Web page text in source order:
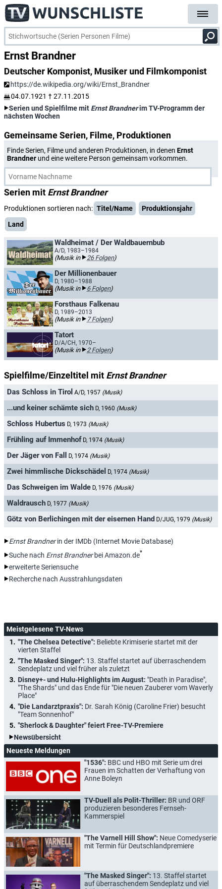
Ernst Brandner
Deutscher Komponist, Musiker und Filmkomponist
https://de.wikipedia.org/wiki/Ernst_Brandner
04.07.1921 † 27.11.2015
Serien und Spielfilme mit Ernst Brandnerim TV-Programm der
nächsten Wochen
Gemeinsame Serien, Filme, Produktionen
Finde Serien, Filme und anderen Produktionen, in denen Ernst
Brandner und eine weitere Person gemeinsam vorkommen.
Serien mit Ernst Brandner
Produktionen sortieren nach: Titel/Name
Produktionsjahr
Land
Waldheimat / Der Waldbauernbub
A/D, 1983–1984
(Musik in 26 Folgen)
Der Millionenbauer
D, 1980–1988
(Musik in 6 Folgen)
Forsthaus Falkenau
D, 1989–2013
(Musik in 7 Folgen)
Tatort
D/A/CH, 1970–
(Musik in 2 Folgen)
Spielfilme/Einzeltitel mit Ernst Brandner
Das Schloss in Tirol A/D, 1957 (Musik)
...und keiner schämte sich D, 1960 (Musik)
Schloss Hubertus D, 1973 (Musik)
Frühling auf Immenhof D, 1974 (Musik)
Der Jäger von Fall D, 1974 (Musik)
Zwei himmlische Dickschädel D, 1974 (Musik)
Das Schweigen im Walde D, 1976 (Musik)
Waldrausch D, 1977 (Musik)
Götz von Berlichingen mit der eisernen Hand D/JUG, 1979 (Musik)
Ernst Brandnerin der IMDb (Internet Movie Database)
Suche nach Ernst Brandnerbei Amazon.de*
erweiterte Seriensuche
Recherche nach Ausstrahlungsdaten
Meistgelesene TV-News
"The Chelsea Detective": Beliebte Krimiserie startet mit der
vierten Staffel
"The Masked Singer": 13. Staffel startet auf überraschendem
Sendeplatz und viel früher als zuletzt
Disney+- und Hulu-Highlights im August: "Death in Paradise",
"The Shards" und das Ende für "Die neuen Zauberer vom Waverly
Place"
"Die Landarztpraxis": Dr. Sarah König (Caroline Frier) besucht
"Team Sonnenhof"
"Sherlock & Daughter" feiert Free-TV-Premiere
Newsübersicht
Neueste Meldungen
"1536": BBC und HBO mit Serie um drei
Frauen im Schatten der Verhaftung von
Anne Boleyn
TV-Duell als Polit-Thriller: BR und ORF
produzieren besonderes Fernseh-
Kammerspiel
"The Varnell Hill Show": Neue Comedyserie
mit Termin für Deutschlandpremiere
"The Masked Singer": 13. Staffel startet
auf überraschendem Sendeplatz und viel